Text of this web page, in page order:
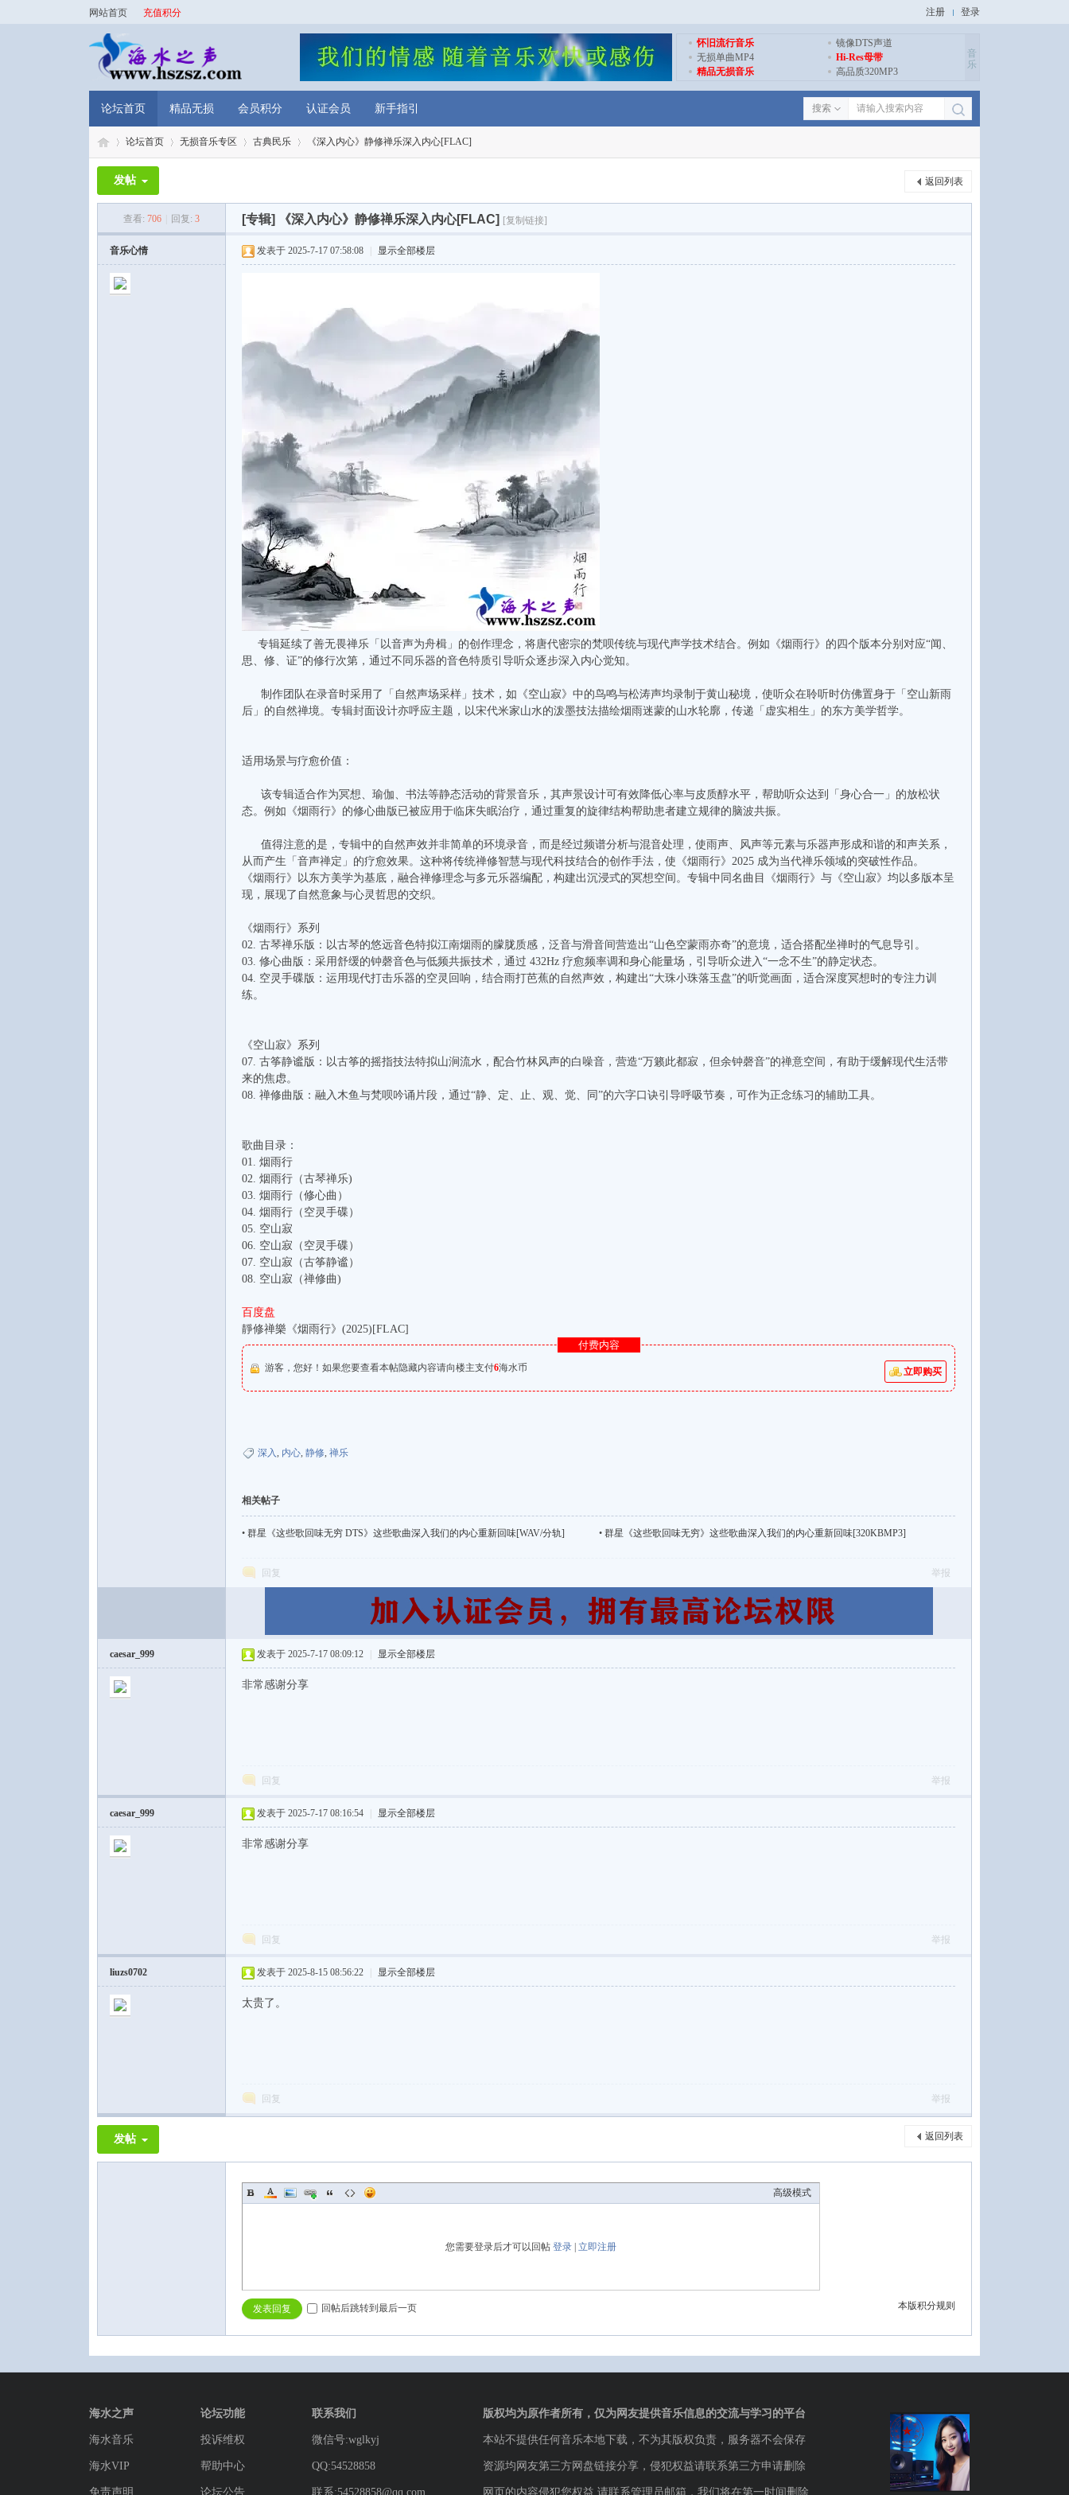
网站首页 充值积分 注册 登录
怀旧流行音乐
镜像DTS声道
无损单曲MP4
Hi-Res母带
精品无损音乐
高品质320MP3
音
乐
论坛首页 精品无损 会员积分 认证会员 新手指引 搜索
论坛首页 无损音乐专区 古典民乐
›
《深入内心》静修禅乐深入内心[FLAC]
返回列表
发帖
查看: 706 回复: 3 [专辑] 《深入内心》静修禅乐深入内心[FLAC] [复制链接]
音乐心情 发表于 2025-7-17 07:58:08 显示全部楼层
专辑延续了善无畏禅乐「以音声为舟楫」的创作理念，将唐代密宗的梵呗传统与现代声学技术结合。例如《烟雨行》的四个版本分别对应“闻、
思、修、证”的修行次第，通过不同乐器的音色特质引导听众逐步深入内心觉知。
制作团队在录音时采用了「自然声场采样」技术，如《空山寂》中的鸟鸣与松涛声均录制于黄山秘境，使听众在聆听时仿佛置身于「空山新雨
后」的自然禅境。专辑封面设计亦呼应主题，以宋代米家山水的泼墨技法描绘烟雨迷蒙的山水轮廓，传递「虚实相生」的东方美学哲学。
适用场景与疗愈价值：
该专辑适合作为冥想、瑜伽、书法等静态活动的背景音乐，其声景设计可有效降低心率与皮质醇水平，帮助听众达到「身心合一」的放松状
态。例如《烟雨行》的修心曲版已被应用于临床失眠治疗，通过重复的旋律结构帮助患者建立规律的脑波共振。
值得注意的是，专辑中的自然声效并非简单的环境录音，而是经过频谱分析与混音处理，使雨声、风声等元素与乐器声形成和谐的和声关系，
从而产生「音声禅定」的疗愈效果。这种将传统禅修智慧与现代科技结合的创作手法，使《烟雨行》2025 成为当代禅乐领域的突破性作品。
《烟雨行》以东方美学为基底，融合禅修理念与多元乐器编配，构建出沉浸式的冥想空间。专辑中同名曲目《烟雨行》与《空山寂》均以多版本呈
现，展现了自然意象与心灵哲思的交织。
《烟雨行》系列
02. 古琴禅乐版：以古琴的悠远音色特拟江南烟雨的朦胧质感，泛音与滑音间营造出“山色空蒙雨亦奇”的意境，适合搭配坐禅时的气息导引。
03. 修心曲版：采用舒缓的钟磬音色与低频共振技术，通过 432Hz 疗愈频率调和身心能量场，引导听众进入“一念不生”的静定状态。
04. 空灵手碟版：运用现代打击乐器的空灵回响，结合雨打芭蕉的自然声效，构建出“大珠小珠落玉盘”的听觉画面，适合深度冥想时的专注力训
练。
《空山寂》系列
07. 古筝静谧版：以古筝的摇指技法特拟山涧流水，配合竹林风声的白噪音，营造“万籁此都寂，但余钟磬音”的禅意空间，有助于缓解现代生活带
来的焦虑。
08. 禅修曲版：融入木鱼与梵呗吟诵片段，通过“静、定、止、观、觉、同”的六字口诀引导呼吸节奏，可作为正念练习的辅助工具。
歌曲目录：
01. 烟雨行
02. 烟雨行（古琴禅乐)
03. 烟雨行（修心曲）
04. 烟雨行（空灵手碟）
05. 空山寂
06. 空山寂（空灵手碟）
07. 空山寂（古筝静谧）
08. 空山寂（禅修曲)
百度盘
靜修禅樂《烟雨行》(2025)[FLAC]
付费内容
游客，您好！如果您要查看本帖隐藏内容请向楼主支付6海水币 立即购买
深入, 内心, 静修, 禅乐
相关帖子
• 群星《这些歌回味无穷 DTS》这些歌曲深入我们的内心重新回味[WAV/分轨] • 群星《这些歌回味无穷》这些歌曲深入我们的内心重新回味[320KBMP3]
回复 举报
caesar_999 发表于 2025-7-17 08:09:12 显示全部楼层
非常感谢分享
回复 举报
caesar_999 发表于 2025-7-17 08:16:54 显示全部楼层
非常感谢分享
回复 举报
liuzs0702 发表于 2025-8-15 08:56:22 显示全部楼层
太贵了。
回复 举报
返回列表
发帖
高级模式
您需要登录后才可以回帖 登录 立即注册
本版积分规则
发表回复 回帖后跳转到最后一页
海水之声
海水音乐
海水VIP
免责声明
论坛功能
投诉维权
帮助中心
论坛公告
联系我们
微信号:wglkyj
QQ:54528858
联系:54528858@qq.com
版权均为原作者所有，仅为网友提供音乐信息的交流与学习的平台
本站不提供任何音乐本地下载，不为其版权负责，服务器不会保存
资源均网友第三方网盘链接分享，侵犯权益请联系第三方申请删除
网页的内容侵犯您权益,请联系管理员邮箱，我们将在第一时间删除